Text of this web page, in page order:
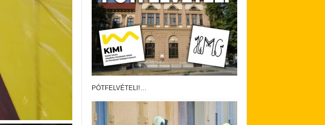
PÓTFELVÉTELI!…